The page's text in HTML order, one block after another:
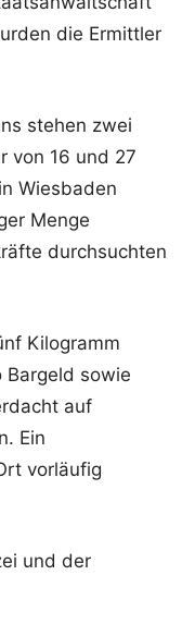
die Ermittler
stehen zwei
von 16 und 27
Wiesbaden
Menge
durchsuchten
Kilogramm
Bargeld sowie
auf
Ein
vorläufig
und der